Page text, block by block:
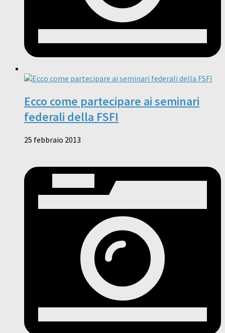
Ecco come partecipare ai seminari
federali della FSFI
25 febbraio 2013